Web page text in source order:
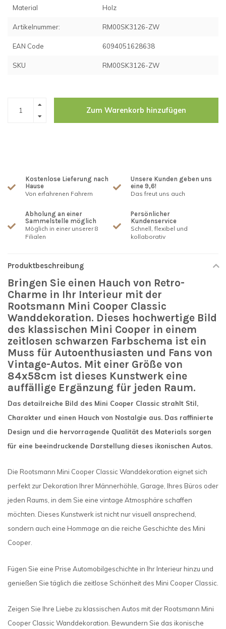
Material Holz
Artikelnummer: RM00SK3126-ZW
EAN Code 6094051628638
SKU RM00SK3126-ZW
Zum Warenkorb hinzufügen
Kostenlose Lieferung nach
Hause
Von erfahrenen Fahrern
Unsere Kunden geben uns
eine 9,6!
Das freut uns auch
Abholung an einer
Sammelstelle möglich
Möglich in einer unserer 8
Filialen
Persönlicher
Kundenservice
Schnell, flexibel und
kollaborativ
Produktbeschreibung
Bringen Sie einen Hauch von Retro-
Charme in Ihr Interieur mit der
Rootsmann Mini Cooper Classic
Wanddekoration. Dieses hochwertige Bild
des klassischen Mini Cooper in einem
zeitlosen schwarzen Farbschema ist ein
Muss für Autoenthusiasten und Fans von
Vintage-Autos. Mit einer Größe von
84x58cm ist dieses Kunstwerk eine
auffällige Ergänzung für jeden Raum.
Das detailreiche Bild des Mini Cooper Classic strahlt Stil,
Charakter und einen Hauch von Nostalgie aus. Das raffinierte
Design und die hervorragende Qualität des Materials sorgen
für eine beeindruckende Darstellung dieses ikonischen Autos.
Die Rootsmann Mini Cooper Classic Wanddekoration eignet sich
perfekt zur Dekoration Ihrer Männerhöhle, Garage, Ihres Büros oder
jeden Raums, in dem Sie eine vintage Atmosphäre schaffen
möchten. Dieses Kunstwerk ist nicht nur visuell ansprechend,
sondern auch eine Hommage an die reiche Geschichte des Mini
Cooper.
Fügen Sie eine Prise Automobilgeschichte in Ihr Interieur hinzu und
genießen Sie täglich die zeitlose Schönheit des Mini Cooper Classic.
Zeigen Sie Ihre Liebe zu klassischen Autos mit der Rootsmann Mini
Cooper Classic Wanddekoration. Bewundern Sie das ikonische